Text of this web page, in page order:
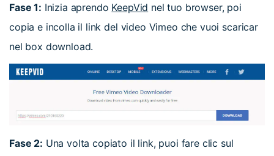
Fase 1: Inizia aprendo KeepVid nel tuo browser, poi
copia e incolla il link del video Vimeo che vuoi scaricar
nel box download.
Fase 2: Una volta copiato il link, puoi fare clic sul